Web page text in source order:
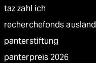
taz zahl ich
recherchefonds ausland
panterstiftung
panterpreis 2026